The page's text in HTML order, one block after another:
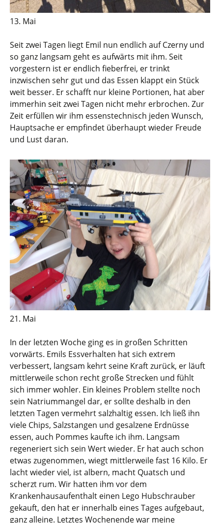
13. Mai
Seit zwei Tagen liegt Emil nun endlich auf Czerny und
so ganz langsam geht es aufwärts mit ihm. Seit
vorgestern ist er endlich fieberfrei, er trinkt
inzwischen sehr gut und das Essen klappt ein Stück
weit besser. Er schafft nur kleine Portionen, hat aber
immerhin seit zwei Tagen nicht mehr erbrochen. Zur
Zeit erfüllen wir ihm essenstechnisch jeden Wunsch,
Hauptsache er empfindet überhaupt wieder Freude
und Lust daran.
21. Mai
In der letzten Woche ging es in großen Schritten
vorwärts. Emils Essverhalten hat sich extrem
verbessert, langsam kehrt seine Kraft zurück, er läuft
mittlerweile schon recht große Strecken und fühlt
sich immer wohler. Ein kleines Problem stellte noch
sein Natriummangel dar, er sollte deshalb in den
letzten Tagen vermehrt salzhaltig essen. Ich ließ ihn
viele Chips, Salzstangen und gesalzene Erdnüsse
essen, auch Pommes kaufte ich ihm. Langsam
regeneriert sich sein Wert wieder. Er hat auch schon
etwas zugenommen, wiegt mittlerweile fast 16 Kilo. Er
lacht wieder viel, ist albern, macht Quatsch und
scherzt rum. Wir hatten ihm vor dem
Krankenhausaufenthalt einen Lego Hubschrauber
gekauft, den hat er innerhalb eines Tages aufgebaut,
ganz alleine. Letztes Wochenende war meine